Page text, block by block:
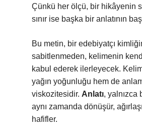
Çünkü her ölçü, bir hikâyenin
sınır ise başka bir anlatının
Bu metin, bir edebiyatçı
sabitlenmeden, kelimenin
kabul ederek ilerleyecek.
yağın yoğunluğu hem de
viskozitesidir. Anlatı, yalnızca
aynı zamanda dönüşür,
hafifler.